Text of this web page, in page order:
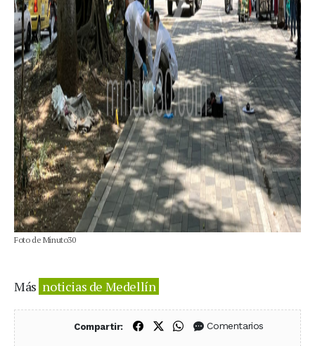
Foto de Minuto30
Más noticias de Medellín
Compartir: Compartir en Facebook
Compartir en X (Twitter)
Compartir en WhatsApp
Comentarios